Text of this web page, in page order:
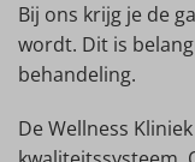
Bij ons krijg je de
wordt. Dit is
behandeling.
De Wellness